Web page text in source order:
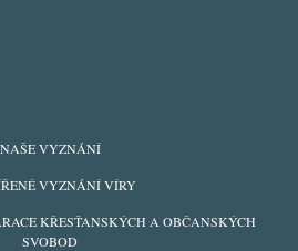
NAŠE VYZNÁNÍ
VYZNÁNÍ VÍRY
KŘESŤANSKÝCH A OBČANSKÝCH
SVOBOD